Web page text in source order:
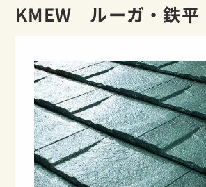
KMEW ルーガ・鉄平